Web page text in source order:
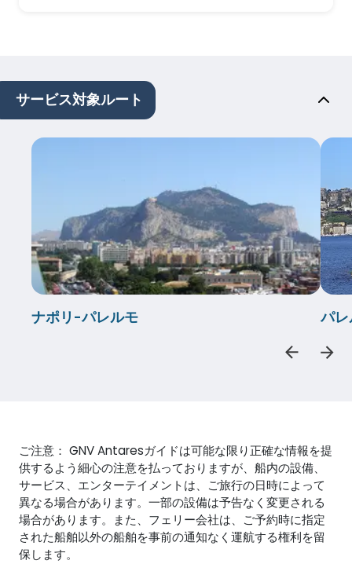
サービス対象ルート
ナポリ-パレルモ パ
ご注意： GNV Antaresガイドは可能な限り正確な情報を提
供するよう細心の注意を払っておりますが、船内の設備、
サービス、エンターテイメントは、ご旅行の日時によって
異なる場合があります。一部の設備は予告なく変更される
場合があります。また、フェリー会社は、ご予約時に指定
された船舶以外の船舶を事前の通知なく運航する権利を留
保します。